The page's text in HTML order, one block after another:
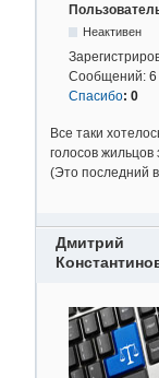
Неактивен
Сообщений: 6
Спасибо: 0
Все таки
голосов
(Это последний
Дмитрий